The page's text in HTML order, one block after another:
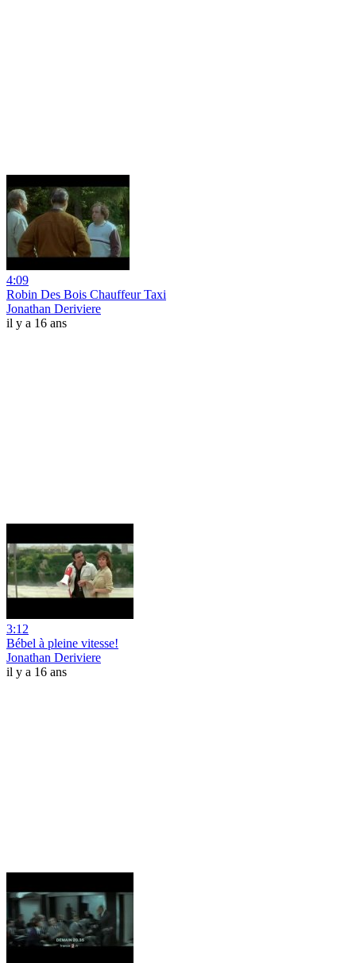
4:09
Robin Des Bois Chauffeur Taxi
Jonathan Deriviere
il y a 16 ans
3:12
Bébel à pleine vitesse!
Jonathan Deriviere
il y a 16 ans